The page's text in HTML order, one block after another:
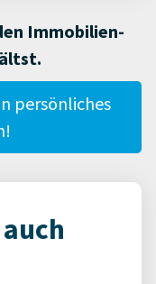
Immobilien-
persönliches